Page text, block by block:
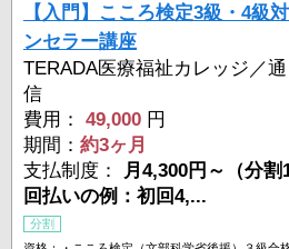
【入門】こころ検定3級・4級
ンセラー講座
TERADA医療福祉カレッジ／通
信
費用：
49,000 円
期間： 約3ヶ月
支払制度：
月4,300円～（分割
回払いの例：初回4,...
分割